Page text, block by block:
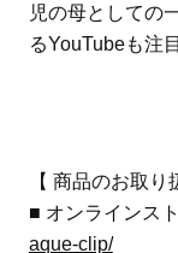
児の母としての
るYouTubeも注
【 商品のお取り
■ オンラインスト
aque-clip/